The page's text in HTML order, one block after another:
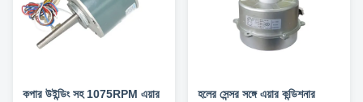
কপার উইন্ডিং সহ 1075RPM এয়ার
হলের সেন্সর সঙ্গে এয়ার কন্ডিশনার